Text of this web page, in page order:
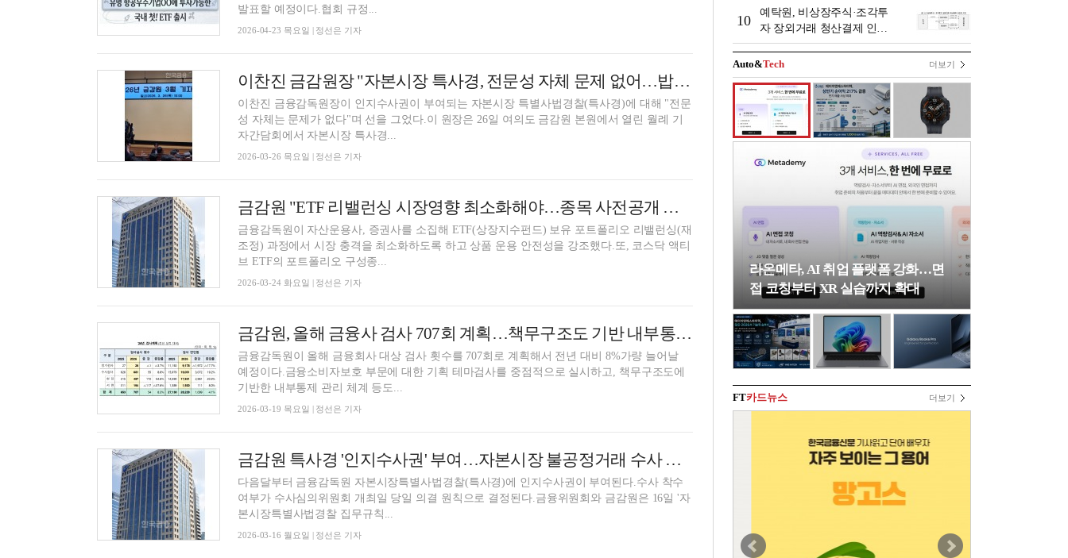
발표할 예정이다.협회 규정...
2026-04-23 목요일 | 정선은 기자
이찬진 금감원장 "자본시장 특사경, 전문성 자체 문제 없어…밥값 할 것" [금감원장 월례 기자간담회]
이찬진 금융감독원장이 인지수사권이 부여되는 자본시장 특별사법경찰(특사경)에 대해 "전문
성 자체는 문제가 없다"며 선을 그었다.이 원장은 26일 여의도 금감원 본원에서 열린 월례 기
자간담회에서 자본시장 특사경...
2026-03-26 목요일 | 정선은 기자
금감원 "ETF 리밸런싱 시장영향 최소화해야…종목 사전공개 제도개선 필요성 검토"
금융감독원이 자산운용사, 증권사를 소집해 ETF(상장지수펀드) 보유 포트폴리오 리밸런싱(재
조정) 과정에서 시장 충격을 최소화하도록 하고 상품 운용 안전성을 강조했다.또, 코스닥 액티
브 ETF의 포트폴리오 구성종...
2026-03-24 화요일 | 정선은 기자
금감원, 올해 금융사 검사 707회 계획…책무구조도 기반 내부통제 점검 등 중점
금융감독원이 올해 금융회사 대상 검사 횟수를 707회로 계획해서 전년 대비 8%가량 늘어날
예정이다.금융소비자보호 부문에 대한 기획 테마검사를 중점적으로 실시하고, 책무구조도에
기반한 내부통제 관리 체계 등도...
2026-03-19 목요일 | 정선은 기자
금감원 특사경 '인지수사권' 부여…자본시장 불공정거래 수사 적시성 확보
다음달부터 금융감독원 자본시장특별사법경찰(특사경)에 인지수사권이 부여된다.수사 착수
여부가 수사심의위원회 개최일 당일 의결 원칙으로 결정된다.금융위원회와 금감원은 16일 '자
본시장특별사법경찰 집무규칙...
2026-03-16 월요일 | 정선은 기자
10
예탁원, 비상장주식·조각투
자 장외거래 청산결제 인프
라 구축 착수
Auto&Tech 더보기
라온메타, AI 취업 플랫폼 강화…면
접 코칭부터 XR 실습까지 확대
FT카드뉴스 더보기